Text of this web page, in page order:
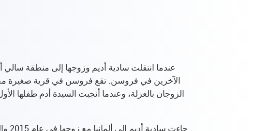
عندما انتقلت سادية أديم وزوجها إلى منطقة
الآخرين في فروسن. تقع فروسن في قرية صغيرة
الزوجان بالعزلة، وعندما أنجبت السيدة أدم طفلها